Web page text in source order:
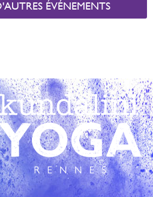
ÉVÉNEMENTS